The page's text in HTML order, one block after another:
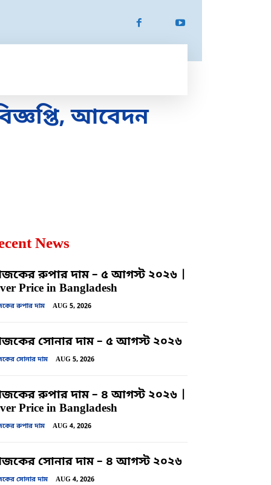
আবেদন
News
রুপার দাম – ৫ আগস্ট ২০২৬ |
Price in Bangladesh
রুপার দাম AUG 5, 2026
সোনার দাম – ৫ আগস্ট ২০২৬
সোনার দাম AUG 5, 2026
রুপার দাম – ৪ আগস্ট ২০২৬ |
Price in Bangladesh
রুপার দাম AUG 4, 2026
সোনার দাম – ৪ আগস্ট ২০২৬
সোনার দাম AUG 4, 2026